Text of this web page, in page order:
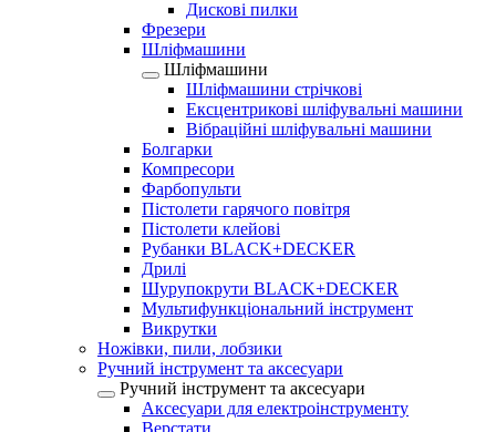
Дискові пилки
Фрезери
Шліфмашини
Шліфмашини
Шліфмашини стрічкові
Ексцентрикові шліфувальні машини
Вібраційні шліфувальні машини
Болгарки
Компресори
Фарбопульти
Пістолети гарячого повітря
Пістолети клейові
Рубанки BLACK+DECKER
Дрилі
Шурупокрути BLACK+DECKER
Мультифункціональний інструмент
Викрутки
Ножівки, пили, лобзики
Ручний інструмент та аксесуари
Ручний інструмент та аксесуари
Аксесуари для електроінструменту
Верстати